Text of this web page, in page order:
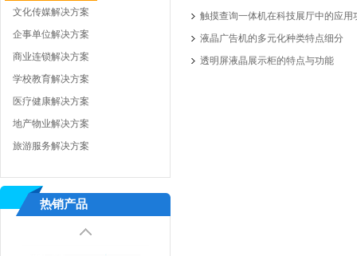
文化传媒解决方案
企事单位解决方案
商业连锁解决方案
学校教育解决方案
医疗健康解决方案
地产物业解决方案
旅游服务解决方案
热销产品
触摸查询一体机在科技展厅中的应用
液晶广告机的多元化种类特点细分
透明屏液晶展示柜的特点与功能